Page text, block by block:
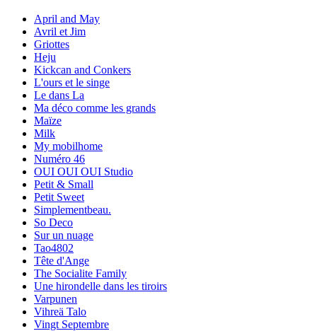
April and May
Avril et Jim
Griottes
Heju
Kickcan and Conkers
L'ours et le singe
Le dans La
Ma déco comme les grands
Maïze
Milk
My mobilhome
Numéro 46
OUI OUI OUI Studio
Petit & Small
Petit Sweet
Simplementbeau.
So Deco
Sur un nuage
Tao4802
Tête d'Ange
The Socialite Family
Une hirondelle dans les tiroirs
Varpunen
Vihreä Talo
Vingt Septembre